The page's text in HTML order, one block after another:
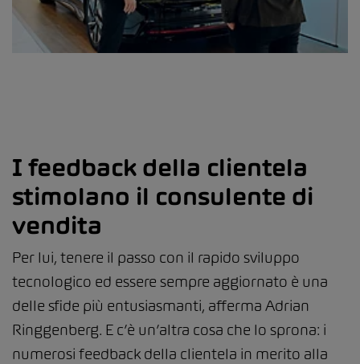
I feedback della clientela
stimolano il consulente di
vendita
Per lui, tenere il passo con il rapido sviluppo
tecnologico ed essere sempre aggiornato è una
delle sfide più entusiasmanti, afferma Adrian
Ringgenberg. E c’è un’altra cosa che lo sprona: i
numerosi feedback della clientela in merito alla